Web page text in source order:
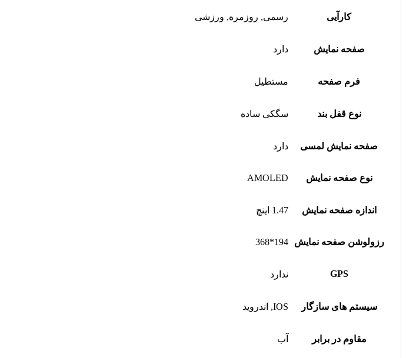
کارآیی رسمی, روزمره, ورزشی
صفحه نمایش دارد
فرم صفحه مستطیل
نوع قفل بند سگکی ساده
صفحه نمایش لمسی دارد
نوع صفحه نمایش AMOLED
اندازه صفحه نمایش 1.47 اینچ
رزولوشن صفحه نمایش 194*368
GPS ندارد
سیستم های سازگار IOS, اندروید
مقاوم در برابر آب